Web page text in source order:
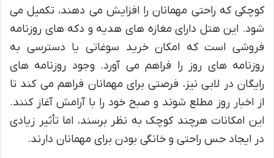
کوچکی که راحتی مهمانان را افزایش می دهند، تکمیل می
شود. این هتل دارای مغازه های هدیه و دکه های روزنامه
فروشی است که امکان خرید سوغاتی یا دسترسی به
روزنامه های روز را فراهم می آورد. وجود روزنامه های
رایگان در لابی نیز، فرصتی برای مهمانان فراهم می کند تا
از اخبار روز مطلع شوند و صبح خود را با آرامش آغاز کنند.
این امکانات هرچند کوچک به نظر برسند، اما تأثیر زیادی
در ایجاد حس راحتی و خانگی بودن برای مهمانان دارند.